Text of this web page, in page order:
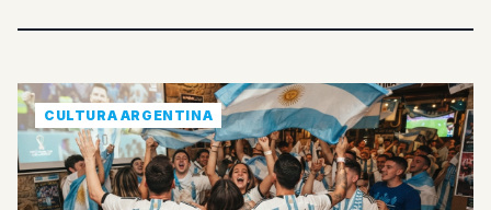
CULTURA ARGENTINA